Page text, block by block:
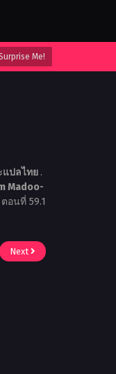
Me!
แปลไทย .
Madoo-
อนที่ 59.1
Next